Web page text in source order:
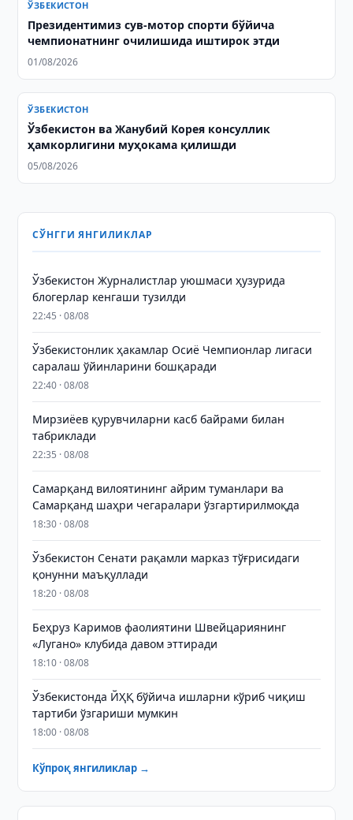
ЎЗБЕКИСТОН
Президентимиз сув-мотор спорти бўйича
чемпионатнинг очилишида иштирок этди
01/08/2026
ЎЗБЕКИСТОН
Ўзбекистон ва Жанубий Корея консуллик
ҳамкорлигини муҳокама қилишди
05/08/2026
СЎНГГИ ЯНГИЛИКЛАР
Ўзбекистон Журналистлар уюшмаси ҳузурида
блогерлар кенгаши тузилди
22:45 · 08/08
Ўзбекистонлик ҳакамлар Осиё Чемпионлар лигаси
саралаш ўйинларини бошқаради
22:40 · 08/08
Мирзиёев қурувчиларни касб байрами билан
табриклади
22:35 · 08/08
Самарқанд вилоятининг айрим туманлари ва
Самарқанд шаҳри чегаралари ўзгартирилмоқда
18:30 · 08/08
Ўзбекистон Сенати рақамли марказ тўғрисидаги
қонунни маъқуллади
18:20 · 08/08
Беҳруз Каримов фаолиятини Швейцариянинг
«Лугано» клубида давом эттиради
18:10 · 08/08
Ўзбекистонда ЙҲҚ бўйича ишларни кўриб чиқиш
тартиби ўзгариши мумкин
18:00 · 08/08
Кўпроқ янгиликлар →